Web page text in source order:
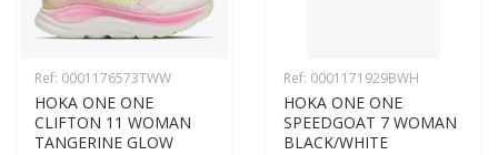
Ref: 0001176573TWW
HOKA ONE ONE
CLIFTON 11 WOMAN
TANGERINE GLOW
Ref: 0001171929BWH
HOKA ONE ONE
SPEEDGOAT 7 WOMAN
BLACK/WHITE